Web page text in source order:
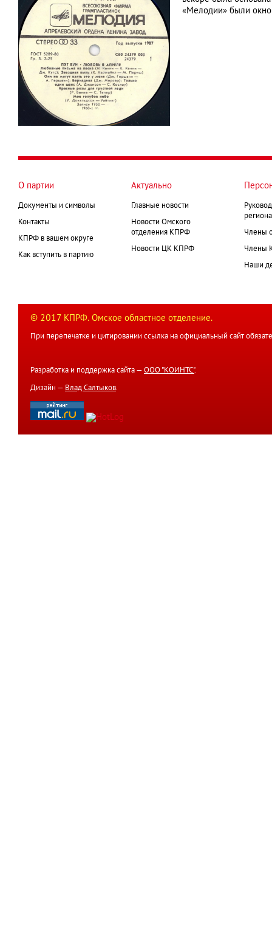
«Мелодии» были
О партии
Документы и символы
Контакты
КПРФ в вашем округе
Как вступить в партию
Актуально
Главные новости
Новости Омского
отделения КПРФ
Новости ЦК КПРФ
Члены
Члены
Наши
© 2017 КПРФ. Омское областное отделение.
При перепечатке и цитировании ссылка на официальный сайт
Разработка и поддержка сайта — ООО "КОИНТС".
Дизайн — Влад Салтыков.